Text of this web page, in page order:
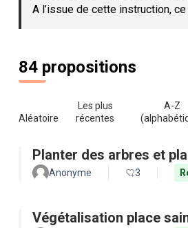
A l’issue de cette instruction,
84 propositions
Aléatoire
Les plus
récentes
A-Z
Planter des arbres et
Anonyme 3
Végétalisation place